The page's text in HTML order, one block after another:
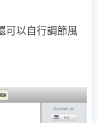
可以自行調節風